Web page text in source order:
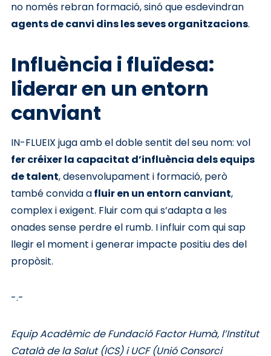
no només rebran formació, sinó que esdevindran
agents de canvi dins les seves organitzacions.
Influència i fluïdesa:
liderar en un entorn
canviant
IN-FLUEIX juga amb el doble sentit del seu nom: vol
fer créixer la capacitat d’influència dels equips
de talent, desenvolupament i formació, però
també convida afluir en un entorn canviant,
complex i exigent. Fluir com qui s’adapta a les
onades sense perdre el rumb. I influir com qui sap
llegir el moment i generar impacte positiu des del
propòsit.
-.-
Equip Acadèmic de Fundació Factor Humà, l’Institut
Català de la Salut (ICS) i UCF (Unió Consorci